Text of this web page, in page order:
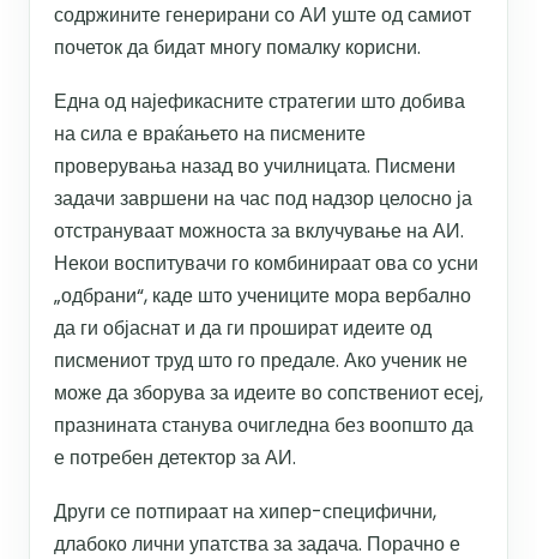
содржините генерирани со АИ уште од самиот
почеток да бидат многу помалку корисни.
Една од најефикасните стратегии што добива
на сила е враќањето на писмените
проверувања назад во училницата. Писмени
задачи завршени на час под надзор целосно ја
отстрануваат можноста за вклучување на АИ.
Некои воспитувачи го комбинираат ова со усни
„одбрани“, каде што учениците мора вербално
да ги објаснат и да ги прошират идеите од
писмениот труд што го предале. Ако ученик не
може да зборува за идеите во сопствениот есеј,
празнината станува очигледна без воопшто да
е потребен детектор за АИ.
Други се потпираат на хипер-специфични,
длабоко лични упатства за задача. Порачно е